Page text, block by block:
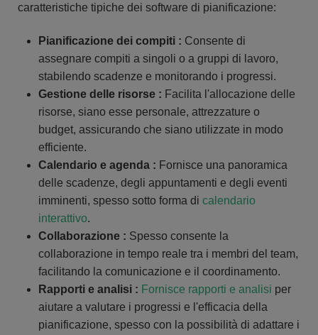
caratteristiche tipiche dei software di pianificazione:
Pianificazione dei compiti : Consente di
assegnare compiti a singoli o a gruppi di lavoro,
stabilendo scadenze e monitorando i progressi.
Gestione delle risorse : Facilita l'allocazione delle
risorse, siano esse personale, attrezzature o
budget, assicurando che siano utilizzate in modo
efficiente.
Calendario e agenda : Fornisce una panoramica
delle scadenze, degli appuntamenti e degli eventi
imminenti, spesso sotto forma dicalendario
interattivo.
Collaborazione : Spesso consente la
collaborazione in tempo reale tra i membri del team,
facilitando la comunicazione e il coordinamento.
Rapporti e analisi : Fornisce rapporti e analisi per
aiutare a valutare i progressi e l'efficacia della
pianificazione, spesso con la possibilità di adattare i